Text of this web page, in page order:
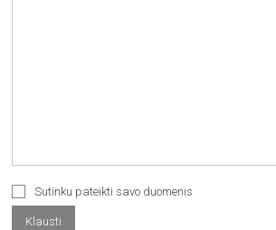
Sutinku pateikti savo duomenis